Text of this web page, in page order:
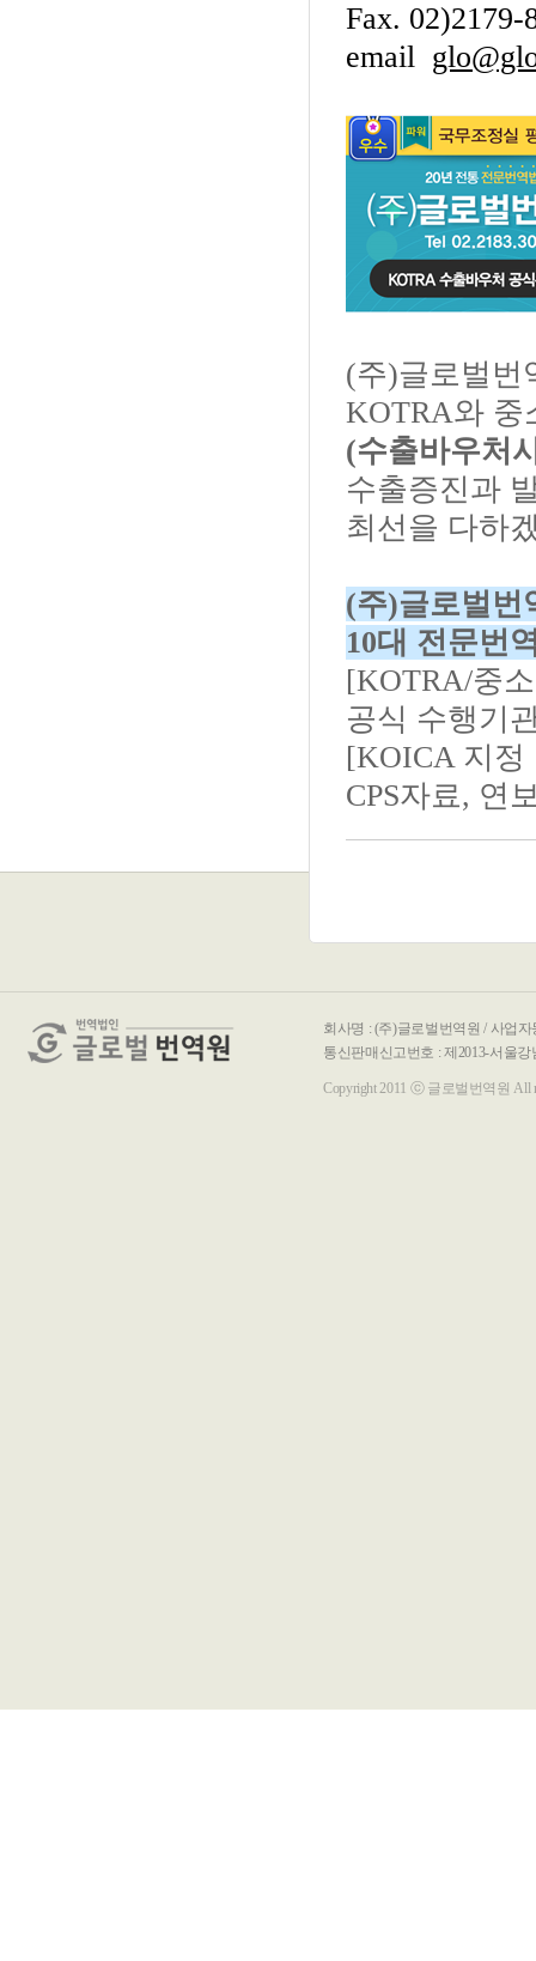
Fax. 02)2179-
email
(주)글로벌번
KOTRA와
(수출바우처
수출증진과
최선을 다하
(주)글로벌번
10대 전문번
[KOTRA/중
공식 수행기
[KOICA 지정
CPS자료, 연
회사명 : (주)글로벌번역원 / 사업자
통신판매신고번호 : 제2013-서울강
Copyright 2011 ⓒ 글로벌번역원 All